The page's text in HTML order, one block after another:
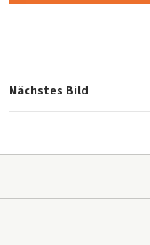
Nächstes Bild